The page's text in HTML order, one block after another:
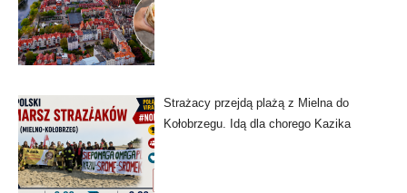
Strażacy przejdą plażą z Mielna do
Kołobrzegu. Idą dla chorego Kazika